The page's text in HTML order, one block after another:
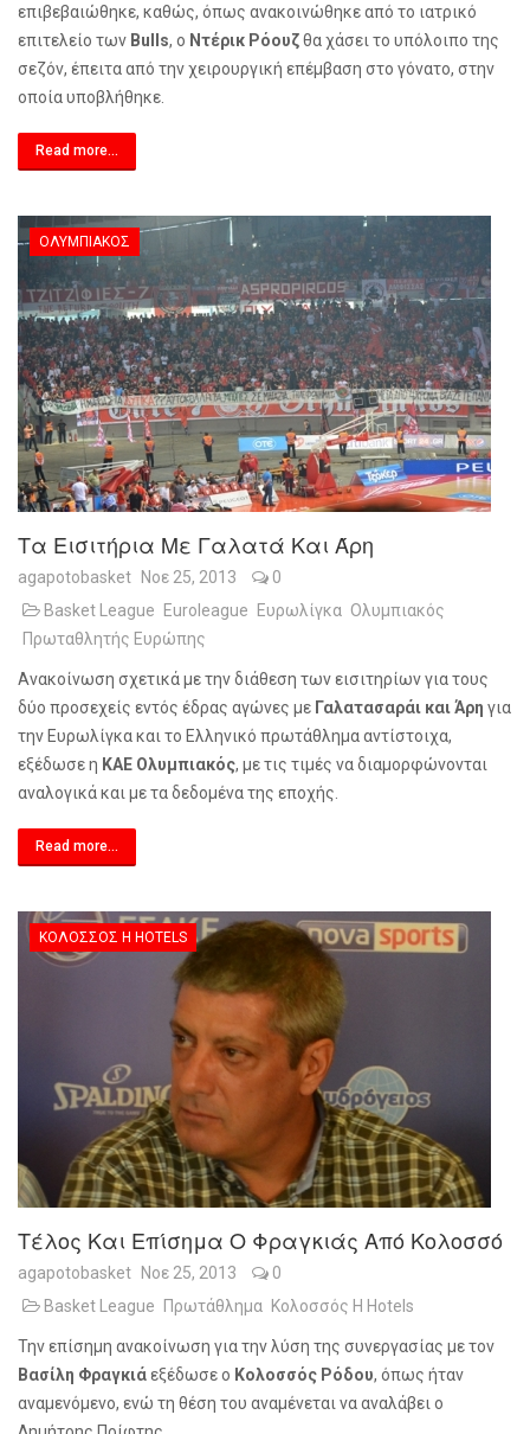
επιβεβαιώθηκε, καθώς, όπως ανακοινώθηκε από το ιατρικό
επιτελείο των Bulls, ο Ντέρικ Ρόουζθα χάσει το υπόλοιπο της
σεζόν, έπειτα από την χειρουργική επέμβαση στο γόνατο, στην
οποία υποβλήθηκε.
Read more...
ΟΛΥΜΠΙΑΚΌΣ
Τα Εισιτήρια Με Γαλατά Και Άρη
agapotobasket Νοε 25, 2013
0
Basket League
Euroleague Ευρωλίγκα Ολυμπιακός
Πρωταθλητής Ευρώπης
Ανακοίνωση σχετικά με την διάθεση των εισιτηρίων για τους
δύο προσεχείς εντός έδρας αγώνες με Γαλατασαράι και Άρη για
την Ευρωλίγκα και το Ελληνικό πρωτάθλημα αντίστοιχα,
εξέδωσε η ΚΑΕ Ολυμπιακός, με τις τιμές να διαμορφώνονται
αναλογικά και με τα δεδομένα της εποχής.
Read more...
ΚΟΛΟΣΣΌΣ H HOTELS
Τέλος Και Επίσημα Ο Φραγκιάς Από Κολοσσό
agapotobasket Νοε 25, 2013
0
Basket League
Πρωτάθλημα Κολοσσός H Hotels
Την επίσημη ανακοίνωση για την λύση της συνεργασίας με τον
Βασίλη Φραγκιάεξέδωσε ο Κολοσσός Ρόδου, όπως ήταν
αναμενόμενο, ενώ τη θέση του αναμένεται να αναλάβει ο